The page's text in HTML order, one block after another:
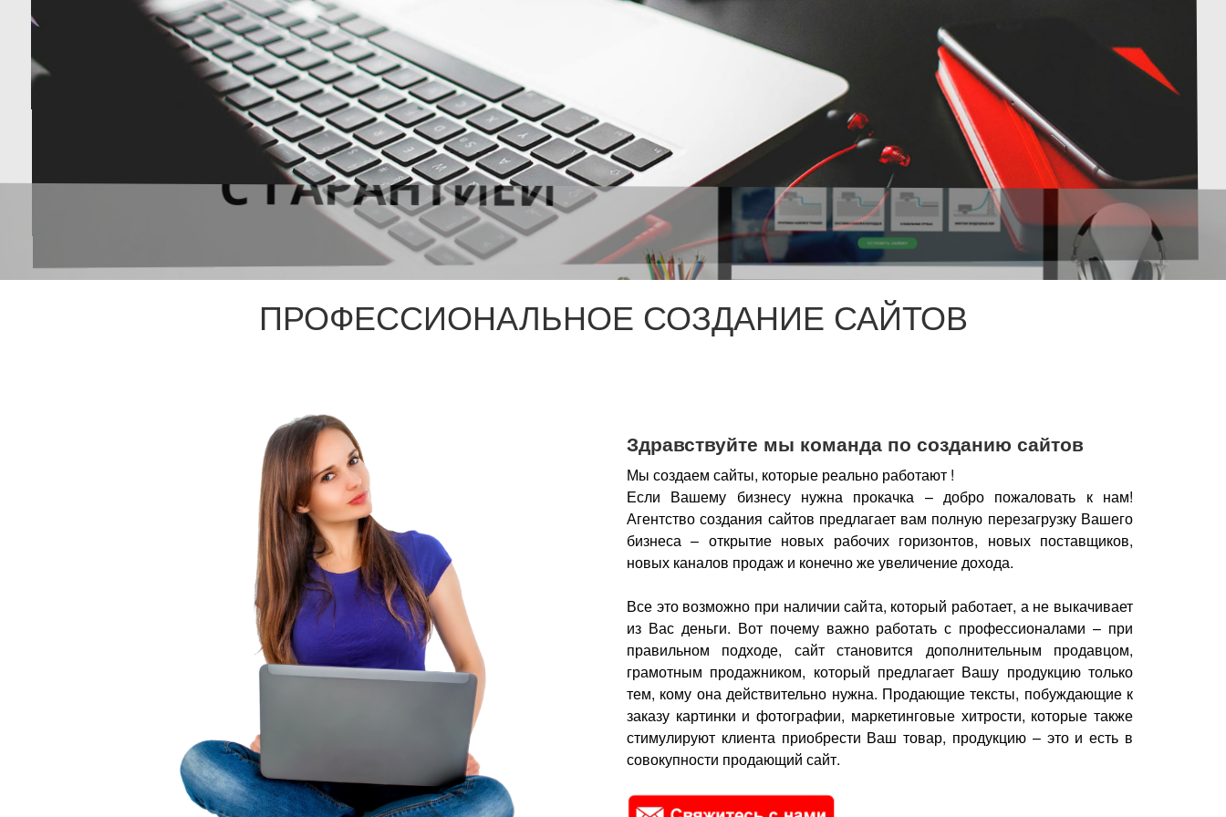
ПРОФЕССИОНАЛЬНОЕ СОЗДАНИЕ САЙТОВ
Здравствуйте мы команда по созданию сайтов
Мы создаем сайты, которые реально работают !
Если Вашему бизнесу нужна прокачка – добро пожаловать к нам!
Агентство создания сайтов предлагает вам полную перезагрузку Вашего
бизнеса – открытие новых рабочих горизонтов, новых поставщиков,
новых каналов продаж и конечно же увеличение дохода.
Все это возможно при наличии сайта, который работает, а не выкачивает
из Вас деньги. Вот почему важно работать с профессионалами – при
правильном подходе, сайт становится дополнительным продавцом,
грамотным продажником, который предлагает Вашу продукцию только
тем, кому она действительно нужна. Продающие тексты, побуждающие к
заказу картинки и фотографии, маркетинговые хитрости, которые также
стимулируют клиента приобрести Ваш товар, продукцию – это и есть в
совокупности продающий сайт.